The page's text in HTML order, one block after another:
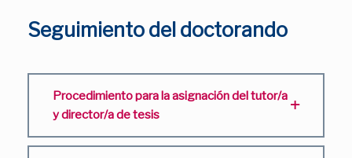
Seguimiento del doctorando
Procedimiento para la asignación del tutor/a
y director/a de tesis